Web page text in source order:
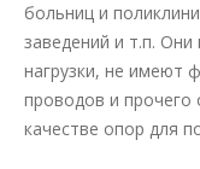
больниц и
заведений и т.п.
нагрузки, не имеют
проводов и прочего
качестве опор для